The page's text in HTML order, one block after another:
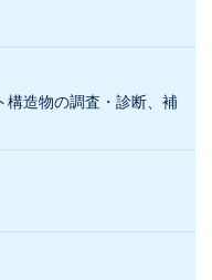
構造物の調査・診断、補